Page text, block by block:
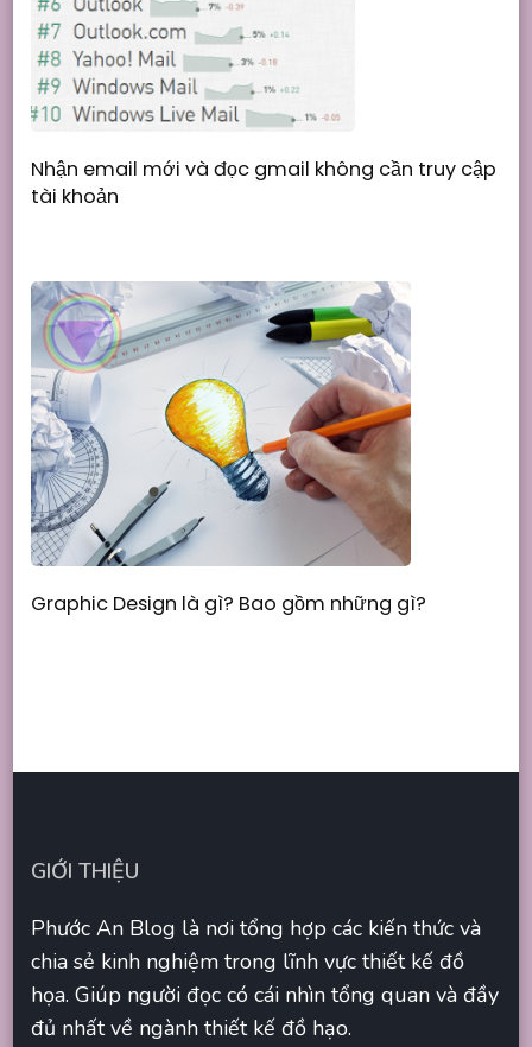
Nhận email mới và đọc gmail không cần truy cập
tài khoản
Graphic Design là gì? Bao gồm những gì?
GIỚI THIỆU
Phước An Blog là nơi tổng hợp các kiến thức và
chia sẻ kinh nghiệm trong lĩnh vực thiết kế đồ
họa. Giúp người đọc có cái nhìn tổng quan và đầy
đủ nhất về ngành thiết kế đồ hạo.